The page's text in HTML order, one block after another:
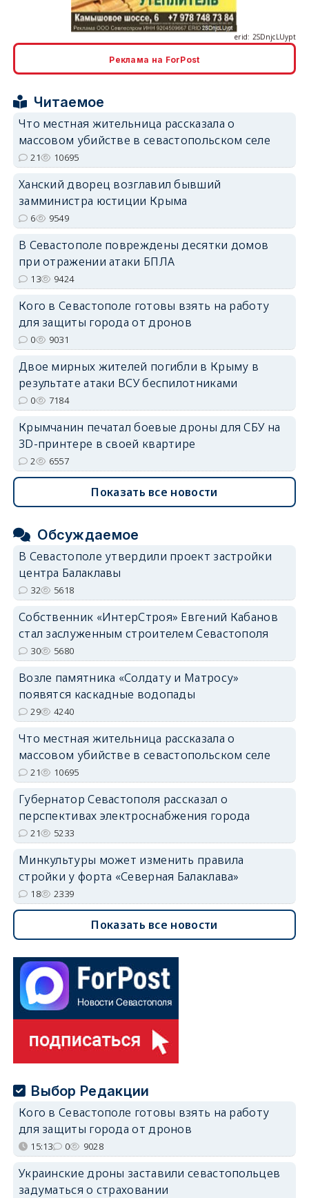
Реклама на ForPost
Читаемое
Что местная жительница рассказала о
массовом убийстве в севастопольском селе
21 10695
Ханский дворец возглавил бывший
замминистра юстиции Крыма
6 9549
В Севастополе повреждены десятки домов
при отражении атаки БПЛА
13 9424
Кого в Севастополе готовы взять на работу
для защиты города от дронов
0 9031
Двое мирных жителей погибли в Крыму в
результате атаки ВСУ беспилотниками
0 7184
Крымчанин печатал боевые дроны для СБУ на
3D-принтере в своей квартире
2 6557
Показать все новости
Обсуждаемое
В Севастополе утвердили проект застройки
центра Балаклавы
32 5618
Собственник «ИнтерСтроя» Евгений Кабанов
стал заслуженным строителем Севастополя
30 5680
Возле памятника «Солдату и Матросу»
появятся каскадные водопады
29 4240
Что местная жительница рассказала о
массовом убийстве в севастопольском селе
21 10695
Губернатор Севастополя рассказал о
перспективах электроснабжения города
21 5233
Минкультуры может изменить правила
стройки у форта «Северная Балаклава»
18 2339
Показать все новости
Выбор Редакции
Кого в Севастополе готовы взять на работу
для защиты города от дронов
15:13 0 9028
Украинские дроны заставили севастопольцев
задуматься о страховании